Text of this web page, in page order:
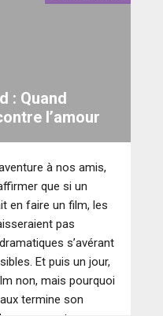
: Quand
l’amour
à nos amis,
que si un
en faire un film, les
pas
s’avérant
Et puis un jour,
non, mais pourquoi
termine son